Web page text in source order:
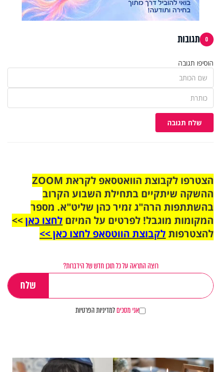
0 תגובות
הוסיפו תגובה
שלח תגובה
הצטרפו לקבוצת הוואטסאפ לקראת ZOOM
ההשקה שיתקיים בתחילת השבוע הקרוב
בהשתתפות הרה"ג זמיר כהן שליט"א. מספר
המקומות מוגבל! לפרטים על המיזם לחצו כאן>>
להצטרפותלקבוצת הווטסאפ לחצו כאן >>
רוצה התראה על כל תוכן חדש של הידברות?
אני מסכיםלמדיניות הפרטיות